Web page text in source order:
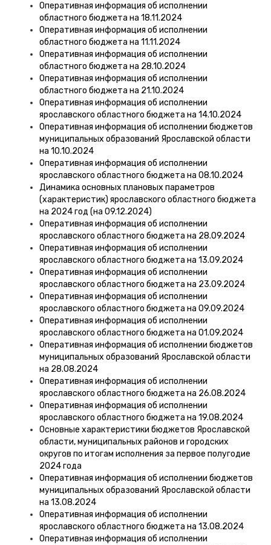
Оперативная информация об исполнении
областного бюджета на 18.11.2024
Оперативная информация об исполнении
областного бюджета на 11.11.2024
Оперативная информация об исполнении
областного бюджета на 28.10.2024
Оперативная информация об исполнении
областного бюджета на 21.10.2024
Оперативная информация об исполнении
ярославского областного бюджета на 14.10.2024
Оперативная информация об исполнении бюджетов
муниципальных образований Ярославской области
на 10.10.2024
Оперативная информация об исполнении
ярославского областного бюджета на 08.10.2024
Динамика основных плановых параметров
(характеристик) ярославского областного бюджета
на 2024 год (на 09.12.2024)
Оперативная информация об исполнении
ярославского областного бюджета на 28.09.2024
Оперативная информация об исполнении
ярославского областного бюджета на 13.09.2024
Оперативная информация об исполнении
ярославского областного бюджета на 23.09.2024
Оперативная информация об исполнении
ярославского областного бюджета на 09.09.2024
Оперативная информация об исполнении
ярославского областного бюджета на 01.09.2024
Оперативная информация об исполнении бюджетов
муниципальных образований Ярославской области
на 28.08.2024
Оперативная информация об исполнении
ярославского областного бюджета на 26.08.2024
Оперативная информация об исполнении
ярославского областного бюджета на 19.08.2024
Основные характеристики бюджетов Ярославской
области, муниципальных районов и городских
округов по итогам исполнения за первое полугодие
2024 года
Оперативная информация об исполнении бюджетов
муниципальных образований Ярославской области
на 13.08.2024
Оперативная информация об исполнении
ярославского областного бюджета на 13.08.2024
Оперативная информация об исполнении